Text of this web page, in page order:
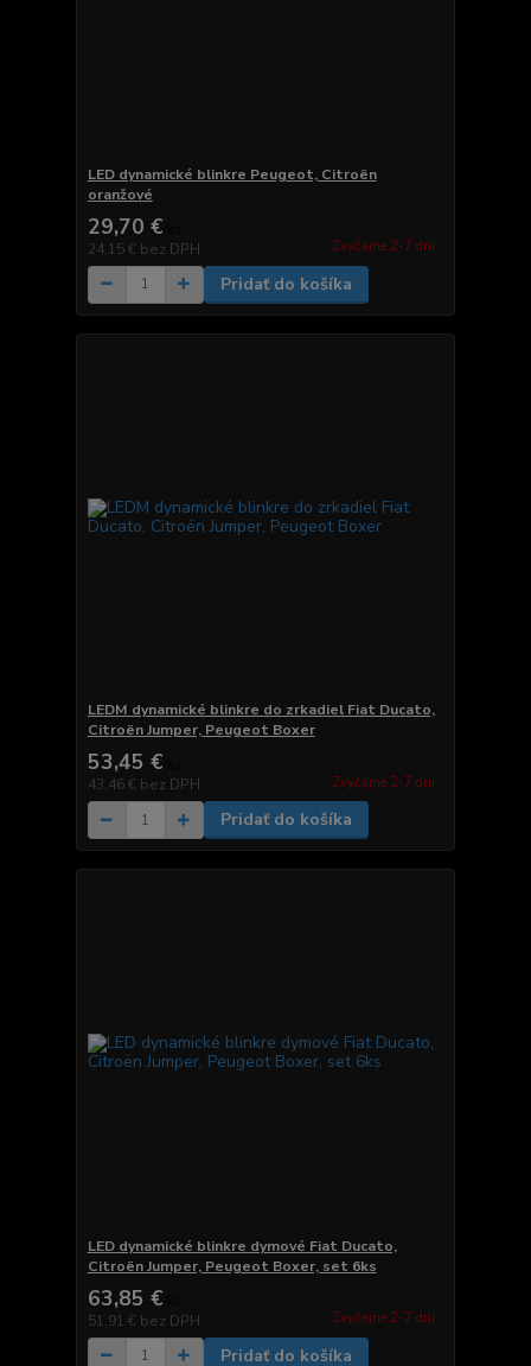
LED dynamické blinkre Peugeot, Citroën
oranžové
29,70 €
24,15 € bez DPH Zvyčajne 2-7 dni.
Pridať do košíka
LEDM dynamické blinkre do zrkadiel Fiat Ducato,
Citroën Jumper, Peugeot Boxer
53,45 €
43,46 € bez DPH Zvyčajne 2-7 dni.
Pridať do košíka
LED dynamické blinkre dymové Fiat Ducato,
Citroën Jumper, Peugeot Boxer, set 6ks
63,85 €
51,91 € bez DPH Zvyčajne 2-7 dni.
Pridať do košíka